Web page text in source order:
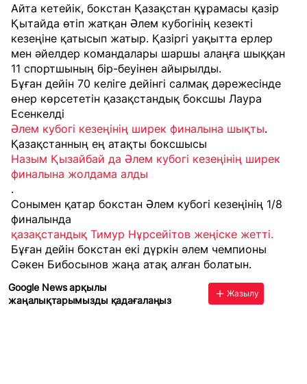
Айта кетейік, бокстан Қазақстан құрамасы қазір
Қытайда өтіп жатқан Әлем кубогінің кезекті
кезеңіне қатысып жатыр. Қазіргі уақытта ерлер
мен әйелдер командалары шаршы алаңға шыққан
11 спортшының бір-беуінен айырылды.
Бұған дейін 70 келіге дейінгі салмақ дәрежесінде
өнер көрсететін қазақстандық боксшы Лаура
Есенкелді
Әлем кубогі кезеңінің ширек финалына шықты.
Қазақстанның ең атақты боксшысы
Назым Қызайбай да Әлем кубогі кезеңінің ширек
финалына жолдама алды
.
Сонымен қатар бокстан Әлем кубогі кезеңінің 1/8
финалында
қазақстандық Тимур Нұрсейітов жеңіске жетті.
Бұған дейін бокстан екі дүркін әлем чемпионы
Сәкен Бибосынов жаңа атақ алған болатын.
Google News арқылы
жаңалықтарымызды қадағалаңыз
Жазылу